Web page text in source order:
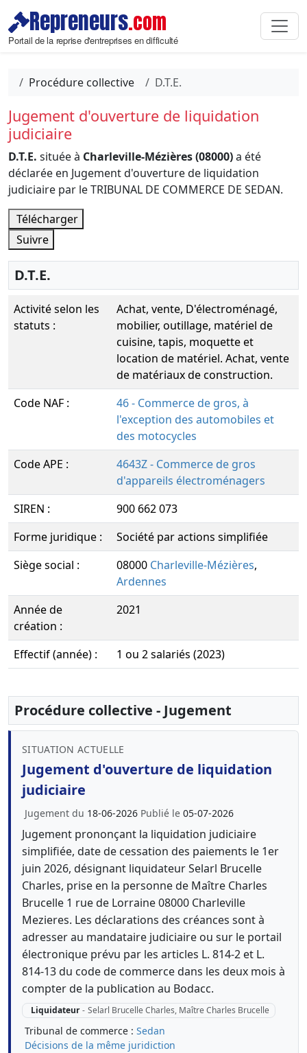
Repreneurs.com
Portail de la reprise d'entreprises en difficulté
Procédure collective D.T.E.
Jugement d'ouverture de liquidation
judiciaire
D.T.E. située à Charleville-Mézières (08000)a été
déclarée en Jugement d'ouverture de liquidation
judiciaire par le TRIBUNAL DE COMMERCE DE SEDAN.
Télécharger
Suivre
D.T.E.
Activité selon les
statuts :
Achat, vente, D'électroménagé,
mobilier, outillage, matériel de
cuisine, tapis, moquette et
location de matériel. Achat, vente
de matériaux de construction.
Code NAF :
46 - Commerce de gros, à
l'exception des automobiles et
des motocycles
Code APE :
4643Z - Commerce de gros
d'appareils électroménagers
SIREN :
900 662 073
Forme juridique :
Société par actions simplifiée
Siège social :
08000 Charleville-Mézières,
Ardennes
Année de
création :
2021
Effectif (année) : 1 ou 2 salariés (2023)
Procédure collective - Jugement
SITUATION ACTUELLE
Jugement d'ouverture de liquidation
judiciaire
Jugement du 18-06-2026 Publié le 05-07-2026
Jugement prononçant la liquidation judiciaire
simplifiée, date de cessation des paiements le 1er
juin 2026, désignant liquidateur Selarl Brucelle
Charles, prise en la personne de Maître Charles
Brucelle 1 rue de Lorraine 08000 Charleville
Mezieres. Les déclarations des créances sont à
adresser au mandataire judiciaire ou sur le portail
électronique prévu par les articles L. 814-2 et L.
814-13 du code de commerce dans les deux mois à
compter de la publication au Bodacc.
Liquidateur - Selarl Brucelle Charles, Maître Charles Brucelle
Tribunal de commerce : Sedan
Décisions de la même juridiction